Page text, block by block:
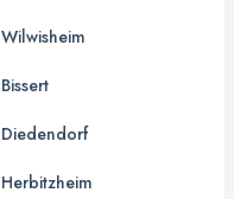
Wilwisheim
Bissert
Diedendorf
Herbitzheim